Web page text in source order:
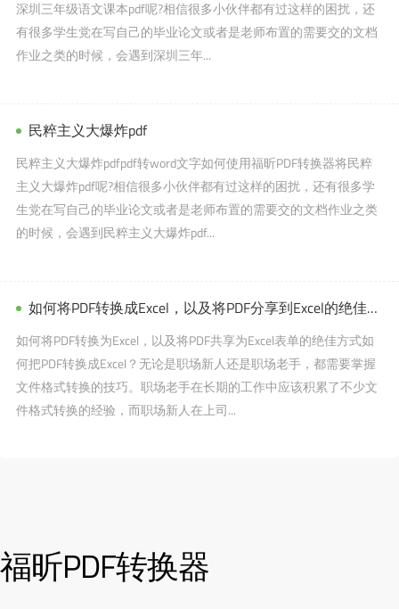
深圳三年级语文课本pdf呢?相信很多小伙伴都有过这样的困扰，还
有很多学生党在写自己的毕业论文或者是老师布置的需要交的文档
作业之类的时候，会遇到深圳三年...
民粹主义大爆炸pdf
民粹主义大爆炸pdfpdf转word文字如何使用福昕PDF转换器将民粹
主义大爆炸pdf呢?相信很多小伙伴都有过这样的困扰，还有很多学
生党在写自己的毕业论文或者是老师布置的需要交的文档作业之类
的时候，会遇到民粹主义大爆炸pdf...
如何将PDF转换成Excel，以及将PDF分享到Excel的绝佳方法
如何将PDF转换为Excel，以及将PDF共享为Excel表单的绝佳方式如
何把PDF转换成Excel？无论是职场新人还是职场老手，都需要掌握
文件格式转换的技巧。职场老手在长期的工作中应该积累了不少文
件格式转换的经验，而职场新人在上司...
福昕PDF转换器